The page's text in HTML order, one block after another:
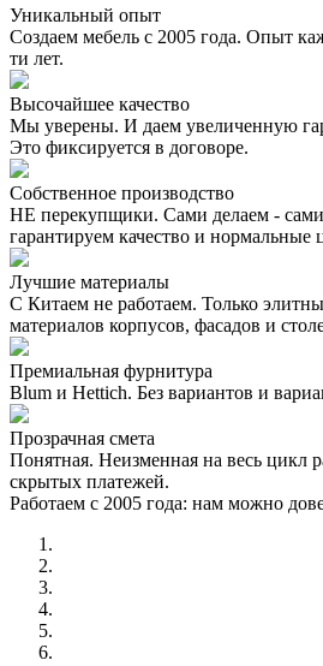
Уникальный опыт
Создаем мебель с 2005 года. Опыт
ти лет.
Высочайшее качество
Мы уверены. И даем увеличенную
Это фиксируется в договоре.
Собственное производство
НЕ перекупщики. Сами делаем -
гарантируем качество и нормальные
Лучшие материалы
С Китаем не работаем. Только
материалов корпусов, фасадов и
Премиальная фурнитура
Blum и Hettich. Без вариантов и
Прозрачная смета
Понятная. Неизменная на весь цикл
скрытых платежей.
Работаем с 2005 года: нам можно